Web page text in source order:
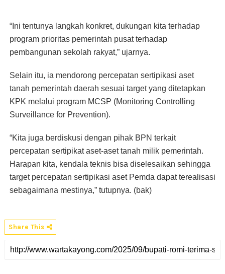
“Ini tentunya langkah konkret, dukungan kita terhadap
program prioritas pemerintah pusat terhadap
pembangunan sekolah rakyat,” ujarnya.
Selain itu, ia mendorong percepatan sertipikasi aset
tanah pemerintah daerah sesuai target yang ditetapkan
KPK melalui program MCSP (Monitoring Controlling
Surveillance for Prevention).
“Kita juga berdiskusi dengan pihak BPN terkait
percepatan sertipikat aset-aset tanah milik pemerintah.
Harapan kita, kendala teknis bisa diselesaikan sehingga
target percepatan sertipikasi aset Pemda dapat terealisasi
sebagaimana mestinya,” tutupnya. (bak)
Share This